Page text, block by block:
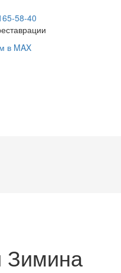
58-40
в MAX
Зимина